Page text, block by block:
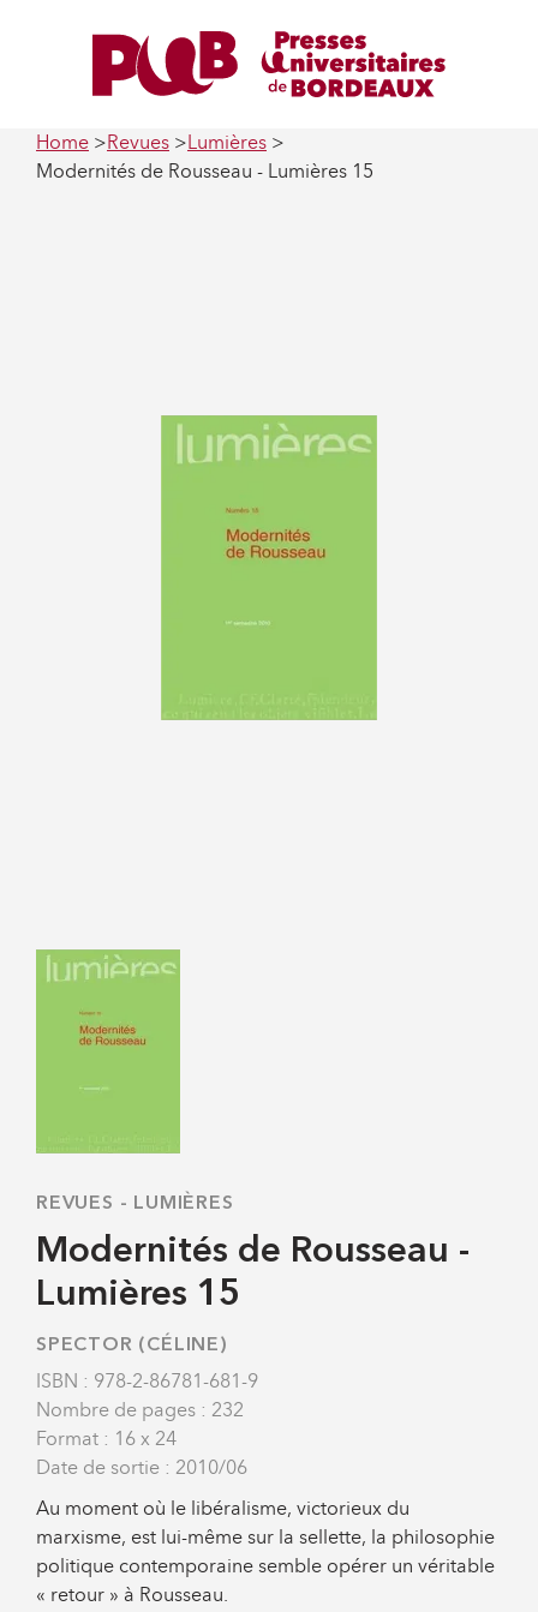
Home Revues
Lumières
Modernités de Rousseau - Lumières 15
REVUES - LUMIÈRES
Modernités de Rousseau -
Lumières 15
SPECTOR (CÉLINE)
ISBN : 978-2-86781-681-9
Nombre de pages : 232
Format : 16 x 24
Date de sortie : 2010/06
Au moment où le libéralisme, victorieux du
marxisme, est lui-même sur la sellette, la philosophie
politique contemporaine semble opérer un véritable
« retour » à Rousseau.